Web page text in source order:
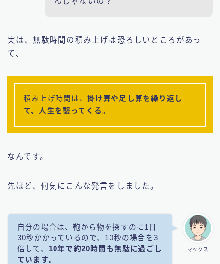
実は、無駄時間の積み上げは恐ろしいところがあっ
て、
積み上げ時間は、 掛け算や足し算を繰り返し
て、人生を襲ってくる。
なんです。
先ほど、何気にこんな発言をしました。
マックス
自分の場合は、鞄から物を探すのに1日
30秒かかっているので、10秒の場合を3
倍して、 10年で約20時間も無駄に過ごし
ています。